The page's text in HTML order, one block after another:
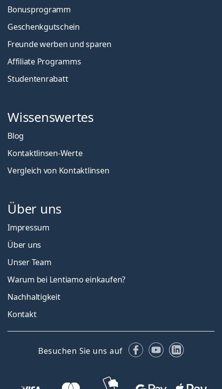
Bonusprogramm
Geschenkgutschein
Freunde werben und sparen
Affiliate Programms
Studentenrabatt
Wissenswertes
Blog
Kontaktlinsen-Werte
Vergleich von Kontaktlinsen
Über uns
Impressum
Über uns
Unser Team
Warum bei Lentiamo einkaufen?
Nachhaltigkeit
Kontakt
Besuchen Sie uns auf Facebook
YouTubeLinkedIn